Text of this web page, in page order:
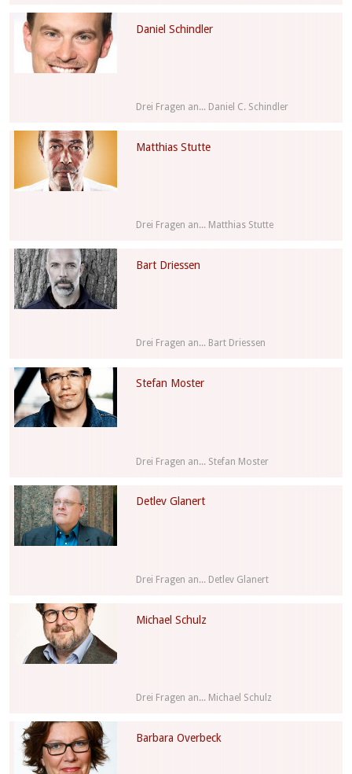
Daniel Schindler
Drei Fragen an... Daniel C. Schindler
Matthias Stutte
Drei Fragen an... Matthias Stutte
Bart Driessen
Drei Fragen an... Bart Driessen
Stefan Moster
Drei Fragen an... Stefan Moster
Detlev Glanert
Drei Fragen an... Detlev Glanert
Michael Schulz
Drei Fragen an... Michael Schulz
Barbara Overbeck